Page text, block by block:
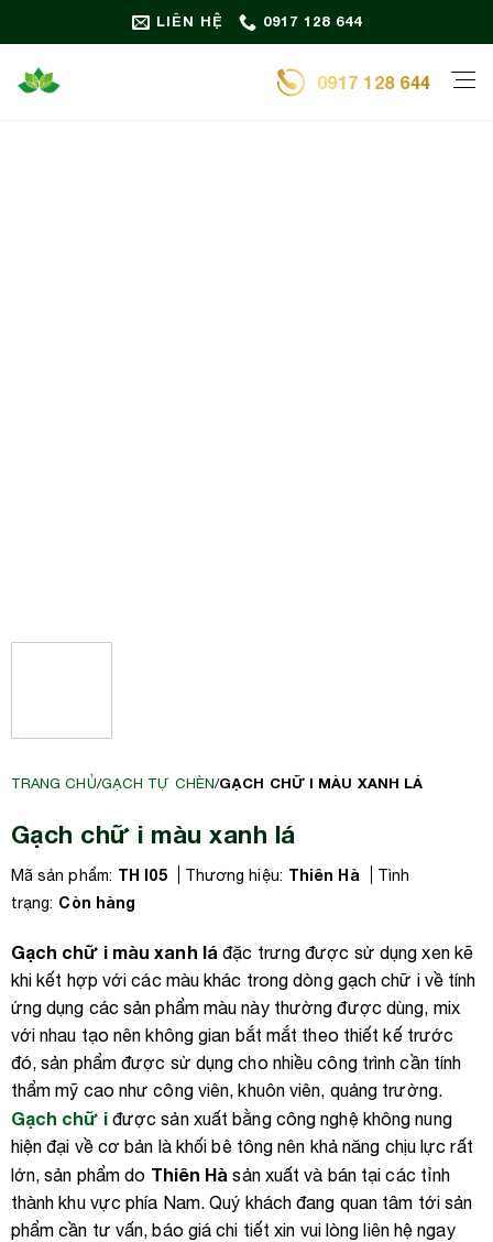
qua
dung
LIÊN HỆ 0917 128 644
0917 128 644
TRANG CHỦ/GẠCH TỰ CHÈN/GẠCH CHỮ I MÀU XANH LÁ
Gạch chữ i màu xanh lá
Mã sản phẩm: TH I05 Thương hiệu: Thiên Hà
Tình
trạng: Còn hàng
Gạch chữ i màu xanh lá đặc trưng được sử dụng xen kẽ
khi kết hợp với các màu khác trong dòng gạch chữ i về tính
ứng dụng các sản phẩm màu này thường được dùng, mix
với nhau tạo nên không gian bắt mắt theo thiết kế trước
đó, sản phẩm được sử dụng cho nhiều công trình cần tính
thẩm mỹ cao như công viên, khuôn viên, quảng trường.
Gạch chữ iđược sản xuất bằng công nghệ không nung
hiện đại về cơ bản là khối bê tông nên khả năng chịu lực rất
lớn, sản phẩm do Thiên Hà sản xuất và bán tại các tỉnh
thành khu vực phía Nam. Quý khách đang quan tâm tới sản
phẩm cần tư vấn, báo giá chi tiết xin vui lòng liên hệ ngay